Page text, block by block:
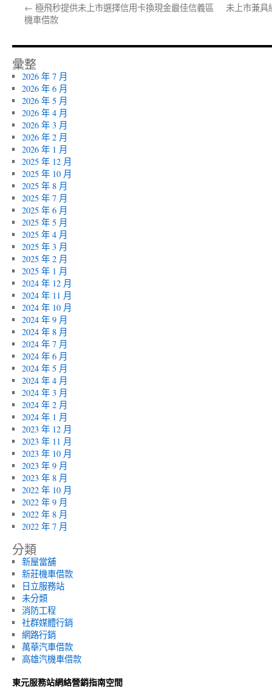
← 極飛秒提供未上市選擇信用卡換現金最佳信義區
機車借款
未上市兼具
彙整
2026 年 7 月
2026 年 6 月
2026 年 5 月
2026 年 4 月
2026 年 3 月
2026 年 2 月
2026 年 1 月
2025 年 12 月
2025 年 10 月
2025 年 8 月
2025 年 7 月
2025 年 6 月
2025 年 5 月
2025 年 4 月
2025 年 3 月
2025 年 2 月
2025 年 1 月
2024 年 12 月
2024 年 11 月
2024 年 10 月
2024 年 9 月
2024 年 8 月
2024 年 7 月
2024 年 6 月
2024 年 5 月
2024 年 4 月
2024 年 3 月
2024 年 2 月
2024 年 1 月
2023 年 12 月
2023 年 11 月
2023 年 10 月
2023 年 9 月
2023 年 8 月
2022 年 10 月
2022 年 9 月
2022 年 8 月
2022 年 7 月
分類
新屋當舖
新莊機車借款
日立服務站
未分類
消防工程
社群媒體行銷
網路行銷
萬華汽車借款
高雄汽機車借款
東元服務站網絡營銷指南空間